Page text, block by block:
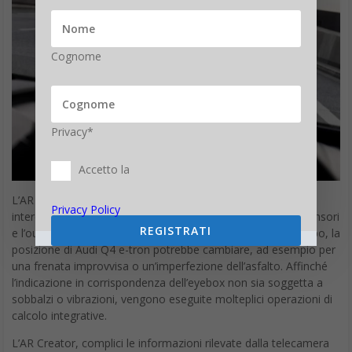
L’AR Creator considera anche le frazioni di secondo che
intercorrono tra il rilevamento di un oggetto da parte dei sensori
e l’output dei contenuti grafici. In questo breve lasso di tempo, la
posizione di Audi Q4 e-tron potrebbe cambiare, ad esempio per
una frenata improvvisa o un’imperfezione dell’asfalto. Affinché
l’indicazione in corrispondenza dell’eyebox non sia soggetta a
sobbalzi o vibrazioni, vengono eseguite molteplici operazioni di
calcolo integrative.
L’AR Creator, complici le informazioni rilevate dalla telecamera
Cognome
Privacy*
Accetto la
Privacy Policy
REGISTRATI